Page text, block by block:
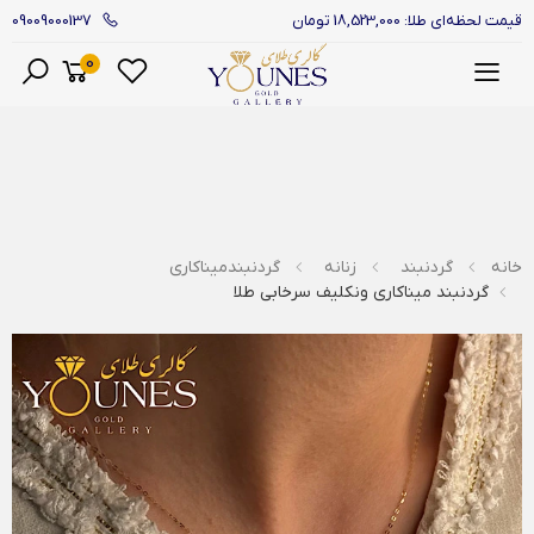
قیمت لحظه‌ای طلا: 18,523,000 تومان 09009000137
0
خانه گردنبند زنانه
گردنبندمیناکاری
گردنبند میناکاری ونکلیف سرخابی طلا